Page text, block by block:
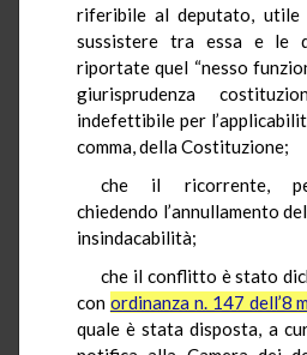
riferibile al deputato,
sussistere tra essa e le
riportate quel “nesso
giurisprudenza
indefettibile per
comma, della Costituzione;
che il ricorrente,
chiedendo l’annullamento
insindacabilità;
che il conflitto è stato
con ordinanza n. 147 dell’8
quale è stata disposta, a